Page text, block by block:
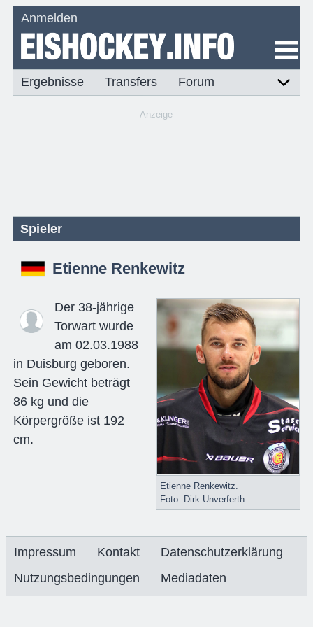
Anmelden
Ergebnisse Transfers Forum
Anzeige
Spieler
Etienne Renkewitz
Etienne Renkewitz.
Foto: Dirk Unverferth.
Der 38-jährige
Torwart wurde
am 02.03.1988
in Duisburg geboren.
Sein Gewicht beträgt
86 kg und die
Körpergröße ist 192
cm.
Impressum Kontakt
Datenschutzerklärung
Nutzungsbedingungen
Mediadaten